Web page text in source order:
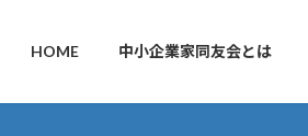
HOME 中小企業家同友会とは